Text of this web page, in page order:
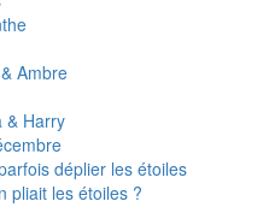
Ambre
& Harry
déplier les étoiles
pliait les étoiles ?